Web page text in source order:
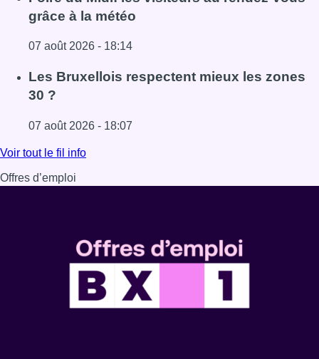
grâce à la météo
07 août 2026 - 18:14
Lire l'article Foire du Midi: les visiteurs au rendez-vous
Les Bruxellois respectent mieux les zones
30 ?
07 août 2026 - 18:07
Lire l'article Les Bruxellois respectent mieux les zones 30
Voir tout le fil info
Offres d’emploi